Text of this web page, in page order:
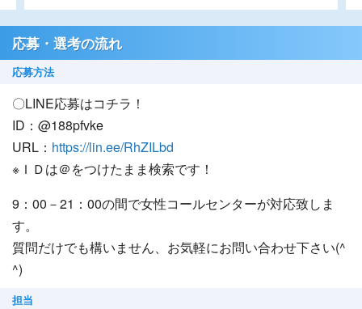
応募・選考の流れ
応募方法
〇LINE応募はコチラ！
ID：@188pfvke
URL： https://lin.ee/RhZILbd
※ＩＤは＠をつけたまま検索です！
9：00－21：00の間で女性コールセンターが対応致しま
す。
質問だけでも構いません、お気軽にお問い合わせ下さい(^
^)
担当